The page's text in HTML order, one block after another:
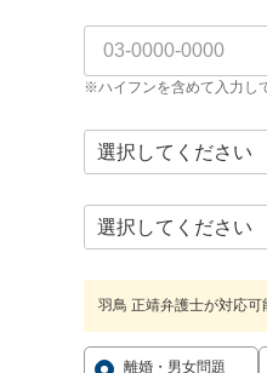
※ハイフンを含めて入力し
羽鳥 正靖弁護士が対応
離婚・男女問題